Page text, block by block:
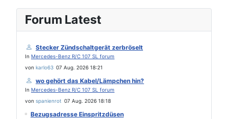
Forum Latest
Stecker Zündschaltgerät zerbröselt
In Mercedes-Benz R/C 107 SL forum
von karlo63 07 Aug. 2026 18:21
wo gehört das Kabel/Lämpchen hin?
In Mercedes-Benz R/C 107 SL forum
von spanienrot 07 Aug. 2026 18:18
Bezugsadresse Einspritzdüsen